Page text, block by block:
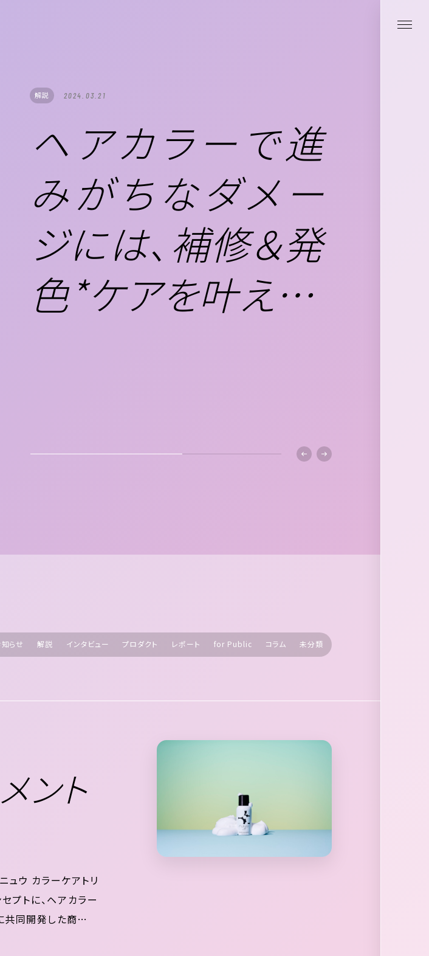
解説 2024.03.21
ヘアカラーで進
みがちなダメー
ジには、補修＆発
色*ケアを叶える
らせ 解説 インタビュー プロダクト レポート for Public コラム 未分類
ント
ウ カラーケアトリ
プトに、ヘアカラー
同開発した商品で